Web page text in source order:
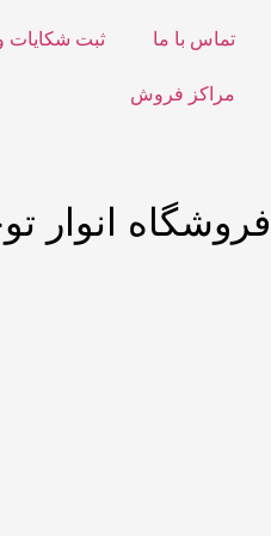
تماس با ما ثبت شکایات
مراکز فروش
فروشگاه انوار